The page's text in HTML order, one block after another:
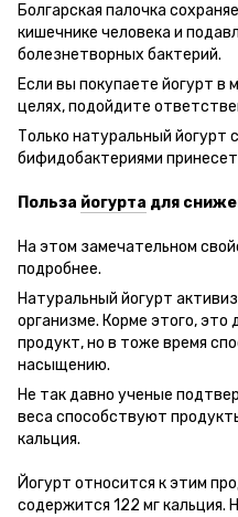
Болгарская палочка
кишечнике человека и
болезнетворных бактерий.
Если вы покупаете йогурт в
целях, подойдите
Только натуральный йогурт
бифидобактериями
Польза йогурта для
На этом замечательном
подробнее.
Натуральный йогурт
организме. Корме этого, это
продукт, но в тоже время
насыщению.
Не так давно ученые
веса способствуют
кальция.
Йогурт относится к этим
содержится 122 мг кальция.